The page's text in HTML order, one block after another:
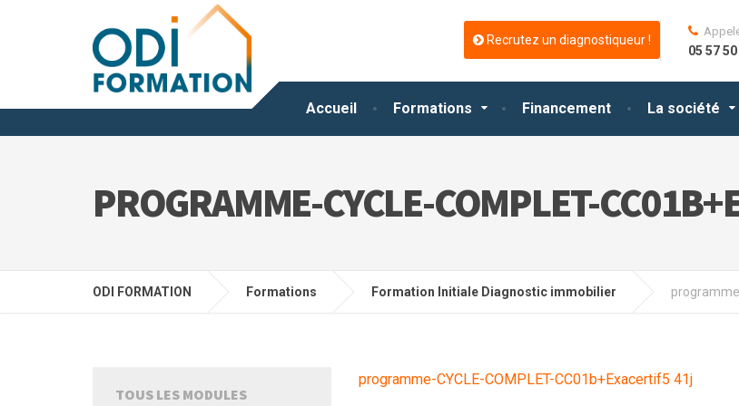
Accueil Formations Financement La société
Recrutez un diagnostiqueur !
05 57
PROGRAMME-CYCLE-COMPLET-
ODI FORMATION Formations Formation Initiale Diagnostic immobilier
programme-CYCLE-COMPLET-CC01b+Exacertif5 41j
TOUS LES MODULES